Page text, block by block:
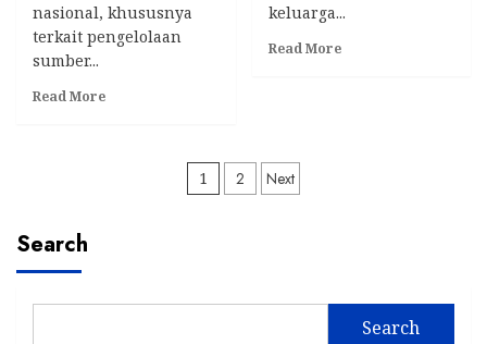
nasional, khususnya
terkait pengelolaan
sumber...
Read MoreRead
keluarga...
Read MoreRead
dari
Posts
1 2 Next
Search
Search